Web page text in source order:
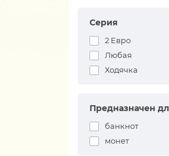
Серия
2 Евро
Любая
Ходячка
Предназначен
банкнот
монет